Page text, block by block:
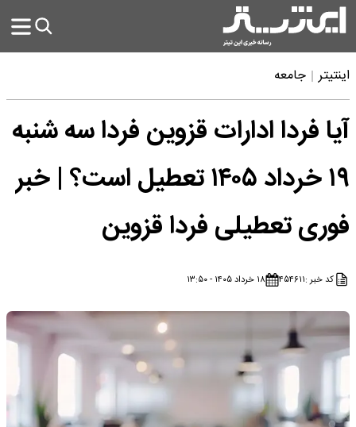
اینتیتر جامعه
آیا فردا ادارات قزوین فردا سه شنبه
۱۹ خرداد ۱۴۰۵ تعطیل است؟ | خبر
فوری تعطیلی فردا قزوین
کد خبر :۴۵۴۶۱۱ ۱۸ خرداد ۱۴۰۵ - ۱۳:۵۰